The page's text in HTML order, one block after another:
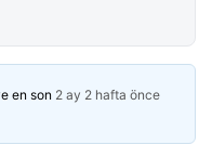
en son 2 ay 2 hafta önce